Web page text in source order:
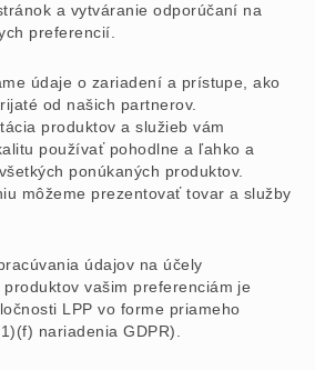
a vytváranie odporúčaní na
preferencií.
údaje o zariadení a prístupe, ako
od našich partnerov.
produktov a služieb vám
používať pohodlne a ľahko a
ponúkaných produktov.
môžeme prezentovať tovar a služby
údajov na účely
vašim preferenciám je
LPP vo forme priameho
nariadenia GDPR).